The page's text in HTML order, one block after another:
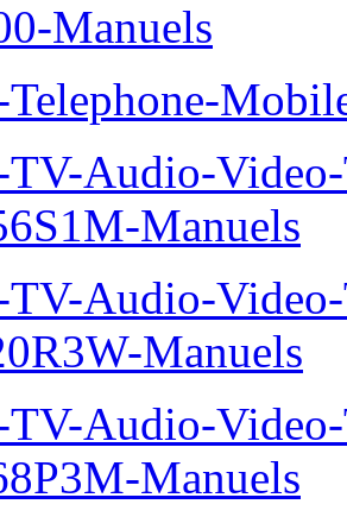
Manuels
Telephone-
TV-Audio-
Manuels
TV-Audio-
Manuels
TV-Audio-
Manuels